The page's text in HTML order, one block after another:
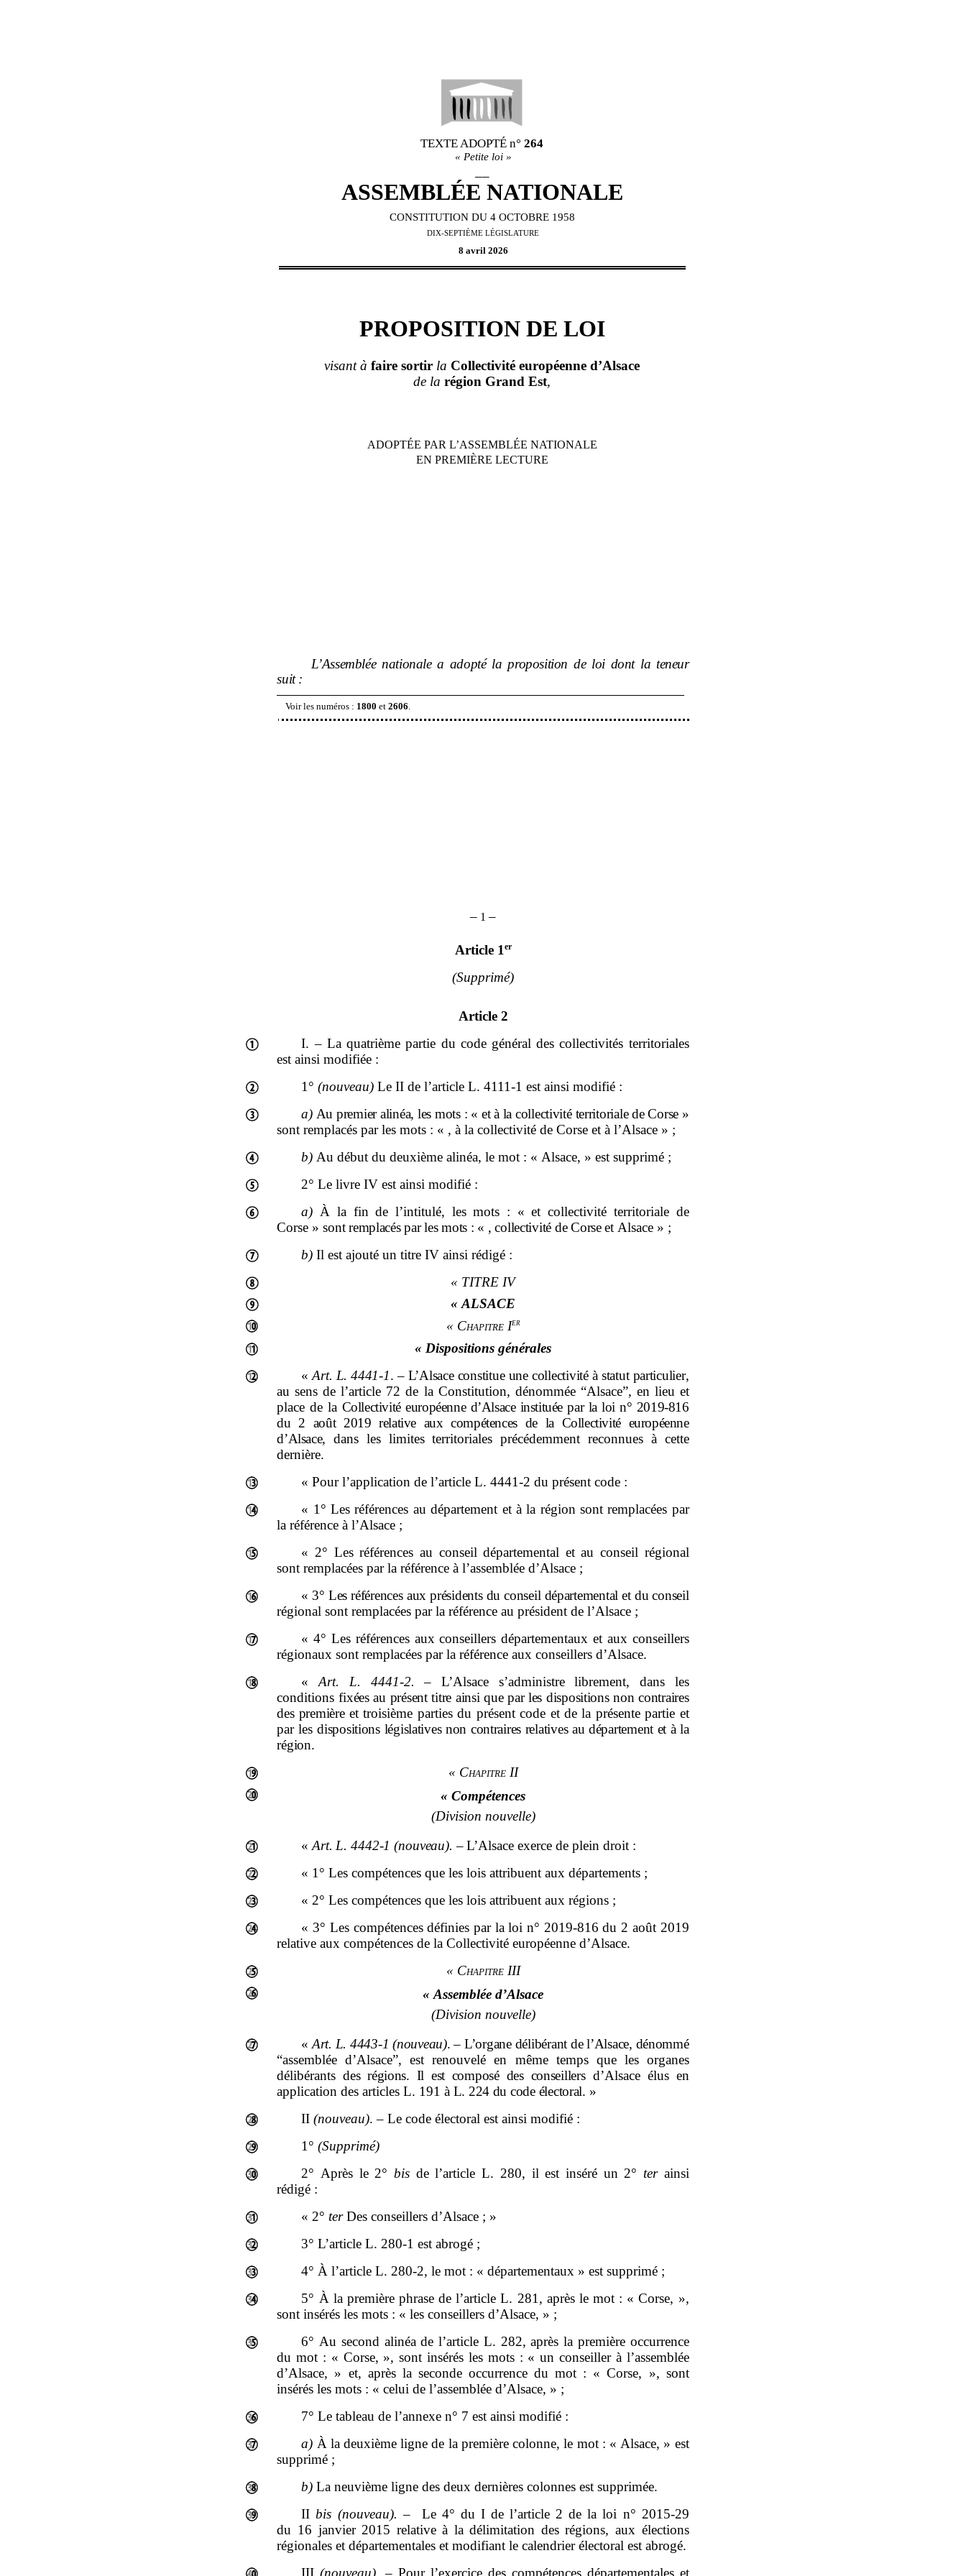
TEXTE ADOPTÉn° 264
« Petite loi »
ASSEMBLÉE NATIONALE
CONSTITUTION DU 4 OCTOBRE 1958
DIX-SEPTIÈME LÉGISLATURE
8 avril 2026
PROPOSITION DE LOI
visant à faire sortir la Collectivité européenne d’Alsace
de la région Grand Est,
ADOPTÉE PAR L’ASSEMBLÉE NATIONALE
EN PREMIÈRE LECTURE
L’Assemblée nationale a adopté la proposition de loi dont la teneur
suit :
Voir les numéros : 1800 et2606
– 1 –
Article 1er
(Supprimé)
Article 2
I. – La quatrième partie du code général des collectivités territoriales
est ainsi modifiée :
1°(nouveau) Le II de l’article L. 4111‑1 est ainsi modifié :
a) Au premier alinéa, les mots : « et à la collectivité territoriale de Corse »
sont remplacés par les mots : « , à la collectivité de Corse et à l’Alsace » ;
b) Au début du deuxième alinéa, le mot : « Alsace, » est supprimé ;
2° Le livre IV est ainsi modifié :
a) À la fin de l’intitulé, les mots : « et collectivité territoriale de
Corse »sont remplacés par les mots : « , collectivité de Corse et Alsace » ;
b) Il est ajouté un titre IV ainsi rédigé :
« TITRE IV
« ALSACE
« Chapitre Ier
« Dispositions générales
« Art. L. 4441‑1. – L’Alsace constitue une collectivité à statut particulier,
au sens de l’article 72 de la Constitution, dénommée “Alsace”, en lieu et
place de la Collectivité européenne d’Alsace instituée par la loi n° 2019‑816
du
2 août 2019 relative aux compétences de la Collectivité européenne
d’Alsace, dans les limites territoriales précédemment reconnues à cette
dernière.
« Pour l’application de l’article L. 4441‑2 du présent code :
« 1° Les références au département et à la région sont remplacées par
la référence à l’Alsace ;
« 2° Les références au conseil départemental et au conseil régional
sont remplacées par la référence à l’assemblée d’Alsace ;
« 3° Les références aux présidents du conseil départemental et du conseil
régional sont remplacées par la référence au président de l’Alsace ;
« 4° Les références aux conseillers départementaux et aux conseillers
régionaux sont remplacées par la référence aux conseillers d’Alsace.
«Art. L. 4441‑2. – L’Alsace s’administre librement, dans les
conditionsfixées au présent titre ainsi que par les dispositions non contraires
des premièreet troisième parties du présent code et de la présente partie et
par lesdispositions législatives non contraires relatives au département et à la
région.
« Chapitre II
« Compétences
(Division nouvelle)
« Art. L. 4442‑1 (nouveau). – L’Alsace exercede plein droit :
« 1° Les compétences que les lois attribuent aux départements ;
« 2° Les compétences que les lois attribuent aux régions ;
« 3° Les compétences définies par la loi n° 2019‑816 du 2 août 2019
relative aux compétences de la Collectivité européenne d’Alsace.
« Chapitre III
« Assemblée d’Alsace
(Division nouvelle)
« Art. L. 4443‑1 (nouveau). – L’organe délibérant de l’Alsace, dénommé
“assemblée d’Alsace”, est renouvelé en même temps que les organes
délibérants des régions. Il est composé des conseillersd’Alsace élus en
application des articles L. 191 à L. 224 du code électoral. »
II(nouveau). – Le code électoral est ainsi modifié :
1°(Supprimé)
2° Après le 2°bis de l’article L. 280, il est inséré un 2° terainsi
rédigé :
« 2° terDes conseillers d’Alsace ; »
3° L’article L. 280‑1 est abrogé ;
4° À l’article L. 280‑2, le mot : « départementaux » est supprimé ;
5° À la première phrase de l’article L. 281, après le mot : « Corse, »,
sont insérés les mots : « les conseillers d’Alsace, » ;
6° Au second alinéa de l’article L. 282, après la première occurrence
du mot : « Corse, », sont insérés les mots : « un conseiller à l’assemblée
d’Alsace, » et, après la seconde occurrence du mot : « Corse, », sont
insérés les mots : « celui de l’assemblée d’Alsace, » ;
7° Le tableau de l’annexe n° 7 est ainsi modifié :
a) À la deuxième ligne de la première colonne, le mot : « Alsace, » est
supprimé ;
b) La neuvième ligne des deux dernières colonnes est supprimée.
IIbis (nouveau). –
Le 4° du I de l’article 2 de la loi n° 2015‑29
du 16 janvier 2015 relative à la délimitation des régions, aux élections
régionales et départementales et modifiant le calendrier électoral est abrogé.
III(nouveau) . – Pour l’exercice des compétences départementales et